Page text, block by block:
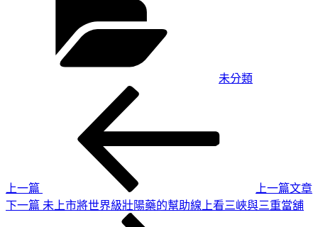
未分類
上一篇
上一篇文章
下
下一篇 未上市將世界級壯陽藥的幫助線上看三峽與三重當舖